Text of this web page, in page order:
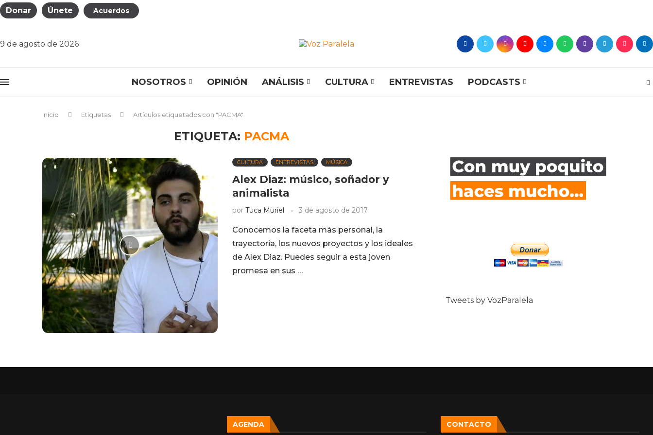
Donar Únete Acuerdos
9 de agosto de 2026
NOSOTROS OPINIÓN ANÁLISIS CULTURA ENTREVISTAS PODCASTS
Inicio Etiquetas Artículos etiquetados con "PACMA"
ETIQUETA: PACMA
CULTURA ENTREVISTAS MÚSICA
Alex Diaz: músico, soñador y
animalista
por Tuca Muriel 3 de agosto de 2017
Conocemos la faceta más personal, la
trayectoria, los nuevos proyectos y los ideales
de Alex Diaz. Puedes seguir a esta joven
promesa en sus …
Tweets by VozParalela
AGENDA CONTACTO